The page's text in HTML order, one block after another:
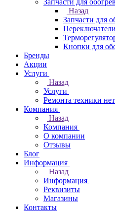
Запчасти для
Назад
Запчасти для
Кнопки для
Бренды
Акции
Услуги
Назад
Услуги
Ремонта техники нет
Компания
Назад
Компания
О компании
Отзывы
Блог
Информация
Назад
Информация
Реквизиты
Магазины
Контакты